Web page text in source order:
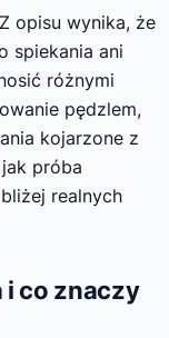
opisu wynika, że
spiekania ani
różnymi
pędzlem,
kojarzone z
próba
realnych
i co znaczy